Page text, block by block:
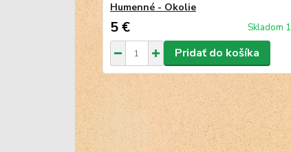
Humenné - Okolie
5 € Skladom 1
Pridať do košíka